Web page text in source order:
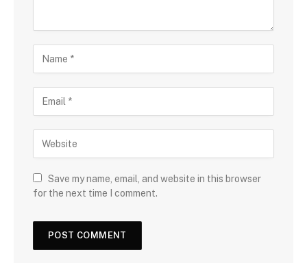
Save my name, email, and website in this browser
for the next time I comment.